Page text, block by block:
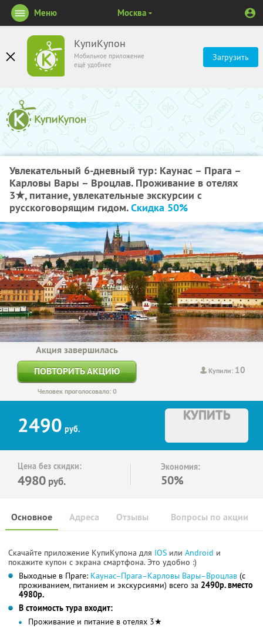
КупиКупон
Мобильное приложение
ещё удобнее
Загрузить
Меню Москва
Увлекательный 6-дневный тур: Каунас – Прага –
Карловы Вары – Вроцлав. Проживание в отелях
3★, питание, увлекательные экскурсии с
русскоговорящим гидом.Скидка 50%
Купили: 10
Акция завершилась
ПОВТОРИТЬ АКЦИЮ
Человек проголосовало: 0
2490 руб.
КУПИТЬ
Цена без скидки:
4980 руб.
Экономия:
50%
Основное Отзывы Вопросы по акции
Адреса
Скачайте приложение КупиКупона для IOS или Android и
покажите купон с экрана смартфона. Это удобно :)
Выходные в Праге: Каунас–Прага–Карловы Вары–Вроцлав (с
проживанием, питанием и экскурсиями) всего за 2490р. вместо
4980р.
В стоимость тура входит:
Проживание и питание в отелях 3★